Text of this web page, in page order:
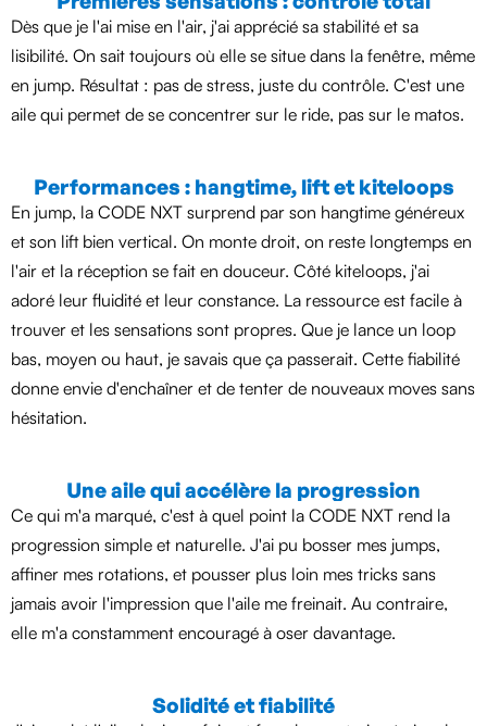
Dès que je l'ai mise en l'air, j'ai apprécié sa stabilité et sa
lisibilité. On sait toujours où elle se situe dans la fenêtre, même
en jump. Résultat : pas de stress, juste du contrôle. C'est une
aile qui permet de se concentrer sur le ride, pas sur le matos.
Performances : hangtime, lift et kiteloops
En jump, la CODE NXT surprend par son hangtime généreux
et son lift bien vertical. On monte droit, on reste longtemps en
l'air et la réception se fait en douceur. Côté kiteloops, j'ai
adoré leur fluidité et leur constance. La ressource est facile à
trouver et les sensations sont propres. Que je lance un loop
bas, moyen ou haut, je savais que ça passerait. Cette fiabilité
donne envie d'enchaîner et de tenter de nouveaux moves sans
hésitation.
Une aile qui accélère la progression
Ce qui m'a marqué, c'est à quel point la CODE NXT rend la
progression simple et naturelle. J'ai pu bosser mes jumps,
affiner mes rotations, et pousser plus loin mes tricks sans
jamais avoir l'impression que l'aile me freinait. Au contraire,
elle m'a constamment encouragé à oser davantage.
Solidité et fiabilité